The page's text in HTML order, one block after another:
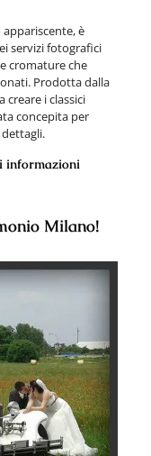
è
servizi fotografici
cromature che
Prodotta dalla
creare i classici
concepita per
dettagli.
informazioni
Milano!